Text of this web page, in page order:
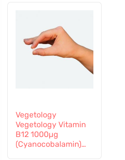
Vegetology
Vegetology Vitamin
B12 1000µg
(Cyanocobalamin)